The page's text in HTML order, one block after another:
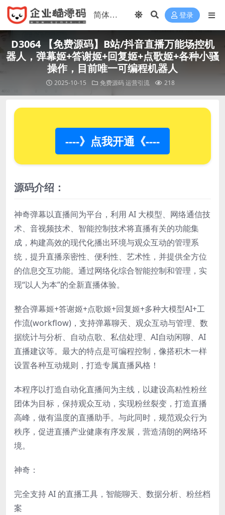
登录
D3064 【免费源码】B站/抖音直播万能场控机
器人，弹幕姬+答谢姬+回复姬+点歌姬+各种小骚
操作，目前唯一可编程机器人
2025-10-15 免费源码运营引流 218
----》点我开通《----
源码介绍：
神奇弹幕以直播间为平台，利用 AI 大模型、网络通信技
术、音视频技术、智能控制技术将直播有关的功能集
成，构建高效的现代化播出环境与观众互动的管理系
统，提升直播亲密性、便利性、艺术性，并提供全方位
的信息交互功能。通过网络化综合智能控制和管理，实
现“以人为本”的全新直播体验。
整合弹幕姬+答谢姬+点歌姬+回复姬+多种大模型AI+工
作流(workflow)，支持弹幕聊天、观众互动与管理、数
据统计与分析、自动点歌、私信处理、AI自动闲聊、AI
直播建议等。最大的特点是可编程控制，像搭积木一样
设置各种互动规则，打造专属直播风格！
本程序以打造自动化直播间为主线，以建设高粘性粉丝
团体为目标，保持观众互动，实现粉丝裂变，打造直播
高峰，做有温度的直播助手。与此同时，规范观众行为
秩序，促进直播产业健康有序发展，营造清朗的网络环
境。
神奇：
完全支持 AI 的直播工具，智能聊天、数据分析、粉丝档
案